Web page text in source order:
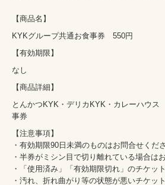
【商品名】
なし
【商品詳細】
とんかつKYK・デリカKYK・カレーハウス
事券
【注意事項】
・有効期限90日未満のものはお問合せくださ
・半券がミシン目で切り離れている場合は
・「使用済み」「有効期限切れ」のチケッ
・汚れ、折れ曲がり等の状態が悪いチケッ